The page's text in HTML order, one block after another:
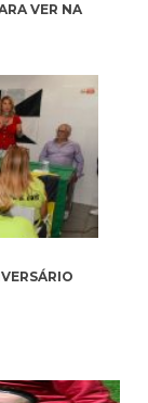
VER NA